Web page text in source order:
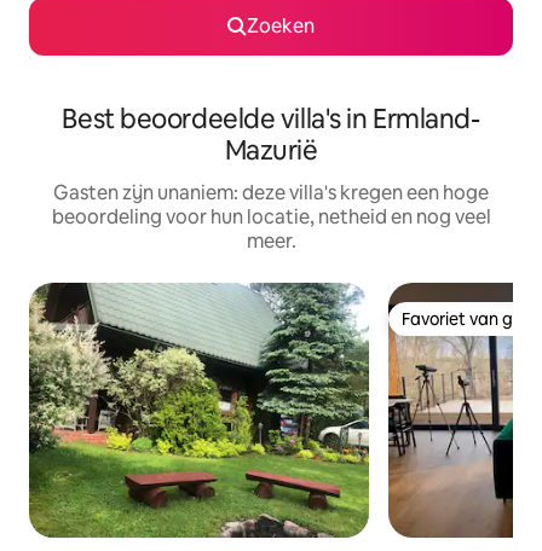
Zoeken
Best beoordeelde villa's in Ermland-
Mazurië
Gasten zijn unaniem: deze villa's kregen een hoge
beoordeling voor hun locatie, netheid en nog veel
meer.
Favoriet van
Favoriet van